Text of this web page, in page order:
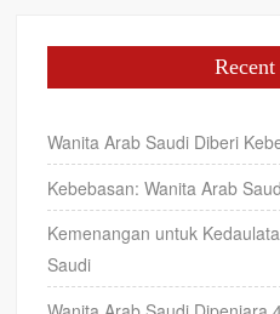
Recent
Wanita Arab Saudi Diberi
Kebebasan: Wanita Arab
Kemenangan untuk
Saudi